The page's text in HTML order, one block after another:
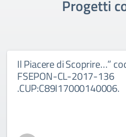
Progetti
Il Piacere di Scoprire…”
FSEPON-CL-2017-136
.CUP:C89I17000140006.